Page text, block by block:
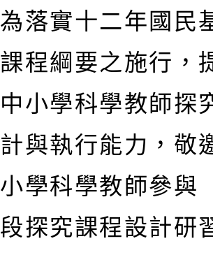
為落實十二年國民
課程綱要之施行，
中小學科學教師探
計與執行能力，敬
小學科學教師參與
段探究課程設計研